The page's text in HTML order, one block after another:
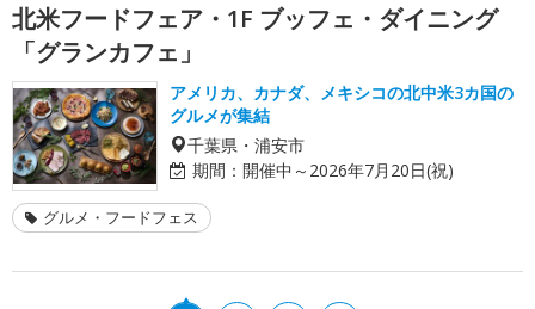
北米フードフェア・1F ブッフェ・ダイニング
「グランカフェ」
アメリカ、カナダ、メキシコの北中米3カ国の
グルメが集結
千葉県・浦安市
期間： 開催中～2026年7月20日(祝)
グルメ・フードフェス